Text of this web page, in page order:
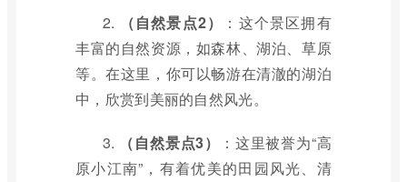
2. （自然景点2）
：这个景区拥有
丰富的自然资源，如森林、湖泊、草原
等。在这里，你可以畅游在清澈的湖泊
中，欣赏到美丽的自然风光。
3. （自然景点3）
：这里被誉为“高
原小江南”，有着优美的田园风光、清